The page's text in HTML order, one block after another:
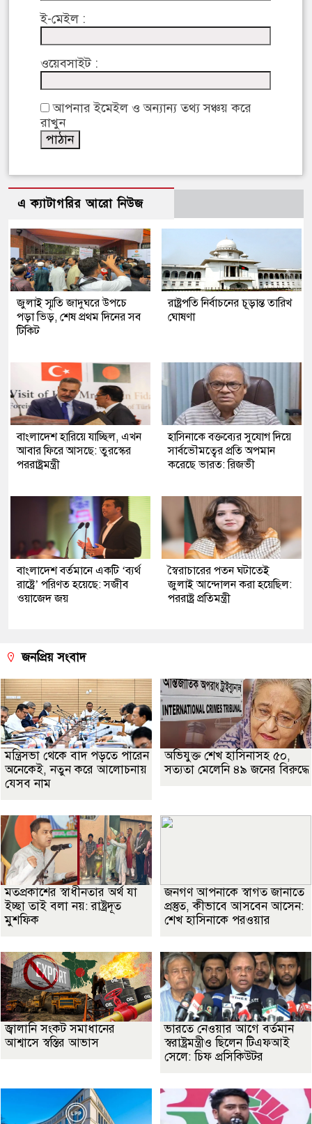
ই-মেইল :
ওয়েবসাইট :
আপনার ইমেইল ও অন্যান্য তথ্য সঞ্চয় করে
রাখুন
এ ক্যাটাগরির আরো নিউজ
জুলাই স্মৃতি জাদুঘরে উপচে
পড়া ভিড়, শেষ প্রথম দিনের সব
টিকিট
রাষ্ট্রপতি নির্বাচনের চূড়ান্ত তারিখ
ঘোষণা
বাংলাদেশ হারিয়ে যাচ্ছিল, এখন
আবার ফিরে আসছে: তুরস্কের
পররাষ্ট্রমন্ত্রী
হাসিনাকে বক্তব্যের সুযোগ দিয়ে
সার্বভৌমত্বের প্রতি অপমান
করেছে ভারত: রিজভী
বাংলাদেশ বর্তমানে একটি ‘ব্যর্থ
রাষ্ট্রে’ পরিণত হয়েছে: সজীব
ওয়াজেদ জয়
স্বৈরাচারের পতন ঘটাতেই
জুলাই আন্দোলন করা হয়েছিল:
পররাষ্ট্র প্রতিমন্ত্রী
জনপ্রিয় সংবাদ
মন্ত্রিসভা থেকে বাদ পড়তে পারেন
অনেকেই, নতুন করে আলোচনায়
যেসব নাম
অভিযুক্ত শেখ হাসিনাসহ ৫০,
সত্যতা মেলেনি ৪৯ জনের বিরুদ্ধে
মতপ্রকাশের স্বাধীনতার অর্থ যা
ইচ্ছা তাই বলা নয়: রাষ্ট্রদূত
মুশফিক
জনগণ আপনাকে স্বাগত জানাতে
প্রস্তুত, কীভাবে আসবেন আসেন:
শেখ হাসিনাকে পরওয়ার
জ্বালানি সংকট সমাধানের
আশ্বাসে স্বস্তির আভাস
ভারতে নেওয়ার আগে বর্তমান
স্বরাষ্ট্রমন্ত্রীও ছিলেন টিএফআই
সেলে: চিফ প্রসিকিউটর